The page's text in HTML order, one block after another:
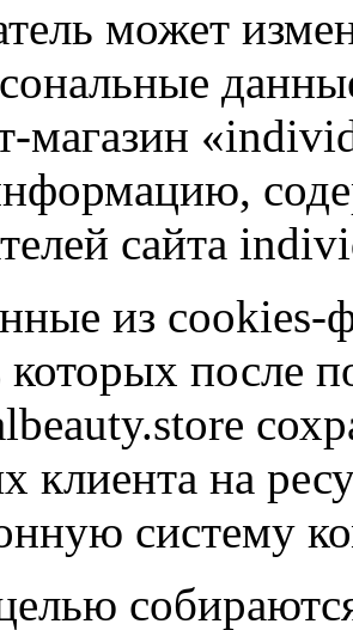
может
магазин
сайта
из cookies-
после
клиента на
систему